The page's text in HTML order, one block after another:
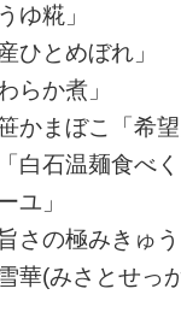
ゆ糀」
ひとめぼれ」
らか煮」
かまぼこ「希望
白石温麺食べく
ユ」
さの極みきゅう
華(みさとせっ